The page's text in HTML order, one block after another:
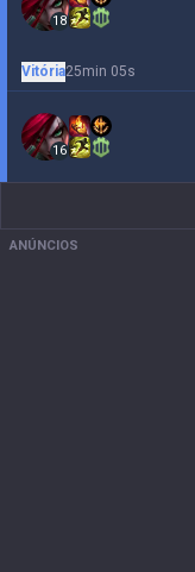
18
Vitória25min 05s
16
ANÚNCIOS